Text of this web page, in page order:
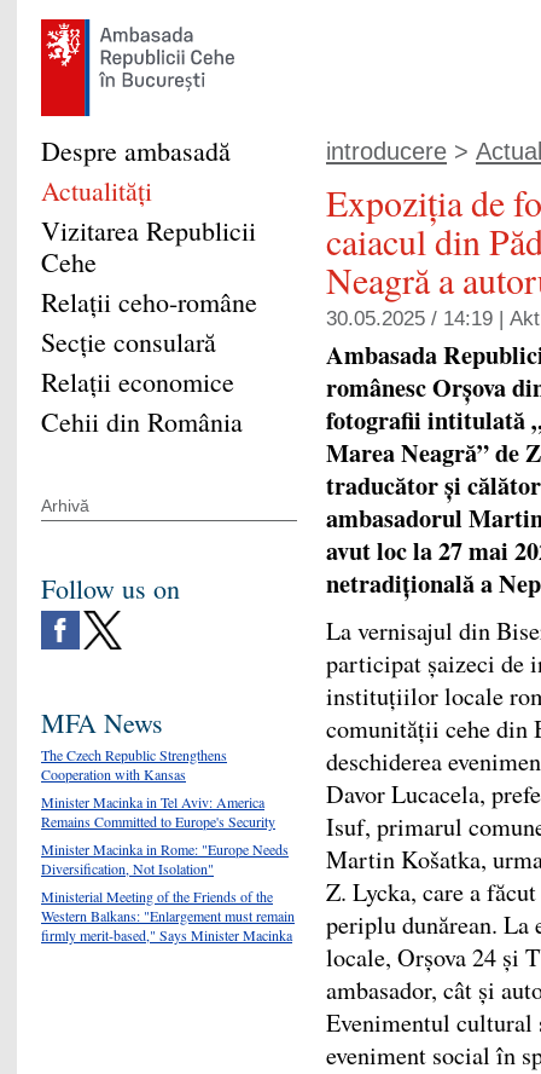
introducere >
Expoziția de
caiacul din
Neagră a
30.05.2025 / 14:19 |
Ambasada
românesc Orșova
fotografii intitulată
Marea Neagră” de
traducător și
ambasadorul
avut loc la 27 mai
netradițională a
La vernisajul din
participat șaizeci de
instituțiilor locale
comunității cehe din
deschiderea
Davor Lucacela,
Isuf, primarul
Martin Košatka,
Z. Lycka, care a
periplu dunărean. La
locale, Orșova 24 și
ambasador, cât și
Evenimentul cultural
eveniment social în
Despre ambasadă
Actualităţi
Vizitarea Republicii
Cehe
Relaţii ceho-române
Secţie consulară
Relaţii economice
Cehii din România
Arhivă
Follow us on
MFA News
The Czech Republic Strengthens
Cooperation with Kansas
Minister Macinka in Tel Aviv: America
Remains Committed to Europe's Security
Minister Macinka in Rome: "Europe Needs
Diversification, Not Isolation"
Ministerial Meeting of the Friends of the
Western Balkans: "Enlargement must remain
firmly merit-based," Says Minister Macinka